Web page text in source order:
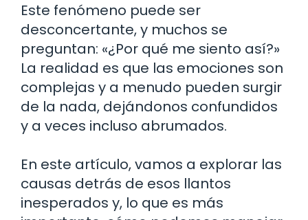
Este fenómeno puede ser
desconcertante, y muchos se
preguntan: «¿Por qué me siento así?»
La realidad es que las emociones son
complejas y a menudo pueden surgir
de la nada, dejándonos confundidos
y a veces incluso abrumados.
En este artículo, vamos a explorar las
causas detrás de esos llantos
inesperados y, lo que es más